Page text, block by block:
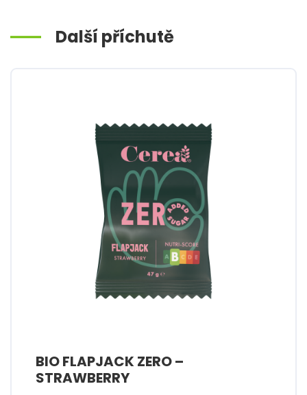
Další příchutě
BIO FLAPJACK ZERO –
STRAWBERRY